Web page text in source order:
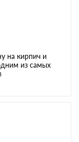
на кирпич и
из самых